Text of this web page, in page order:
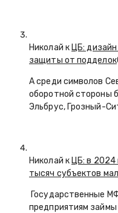
Николай к ЦБ:
защиты от подделок
А среди символов
оборотной стороны
Эльбрус, Грозный-
Николай к ЦБ: в 2024
тысяч субъектов
Государственные
предприятиям